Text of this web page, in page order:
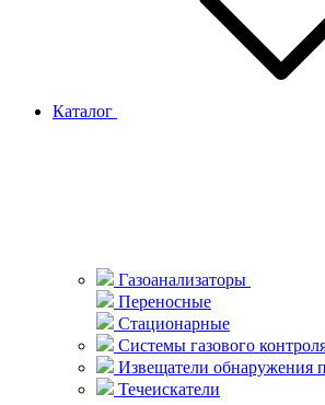
Каталог
Газоанализаторы
Переносные
Стационарные
Системы газового
Извещатели обнаружения
Течеискатели